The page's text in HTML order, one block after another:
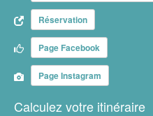
Réservation
Page Facebook
Page Instagram
Calculez votre itinéraire